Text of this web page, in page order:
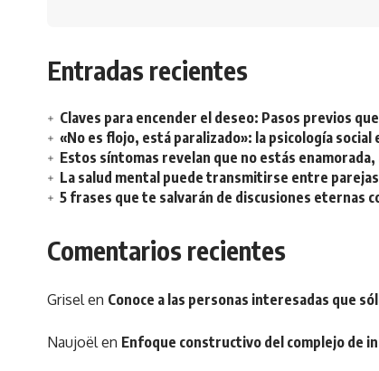
Entradas recientes
Claves para encender el deseo: Pasos previos
«No es flojo, está paralizado»: la psicología
Estos síntomas revelan que no estás enamorada,
La salud mental puede transmitirse entre
5 frases que te salvarán de discusiones eternas
Comentarios recientes
Griselen Conoce a las personas interesadas que
Naujoëlen Enfoque constructivo del complejo de